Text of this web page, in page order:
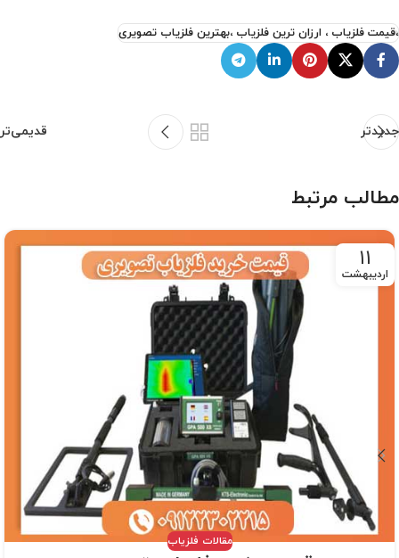
،قیمت فلزیاب ، ارزان ترین فلزیاب ،بهترین فلزیاب تصویری
جدیدتر قدیمی‌تر
مطالب مرتبط
11
اردیبهشت
مقالات فلزیاب